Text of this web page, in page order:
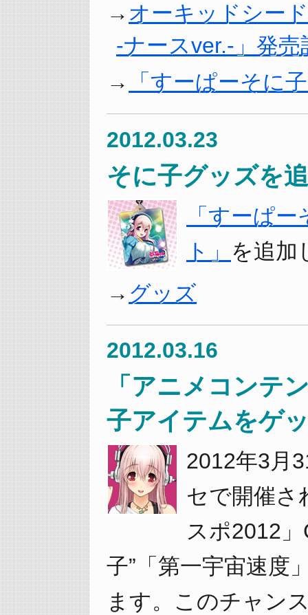
オーキッドシー
-ナースver.-」発
「すーぱーそに
2012.03.23
そに子グッズを
「すーぱ
ト」 を追加
グッズ
2012.03.16
「アニメコンテ
子アイテムをゲ
2012年3月
セで開催さ
スポ2012
子”「第一宇宙速度
ます。このチャン